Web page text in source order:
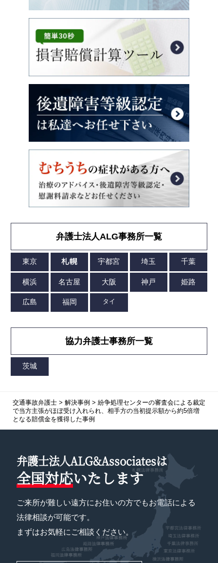
弁護士法人ALG事務所一覧
協力弁護士事務所一覧
交通事故弁護士> 解決事例 > 紛争処理センターの審査会による裁定
で当方主張がほぼ受け入れられ、相手方の当初提示額から約5倍増
となる賠償金を獲得した事例
弁護士法人ALG&Associatesは
全国対応いたします
ご来所が難しい遠方にお住いの方でもお電話による
法律相談が可能です。
まずはお気軽にご相談ください。